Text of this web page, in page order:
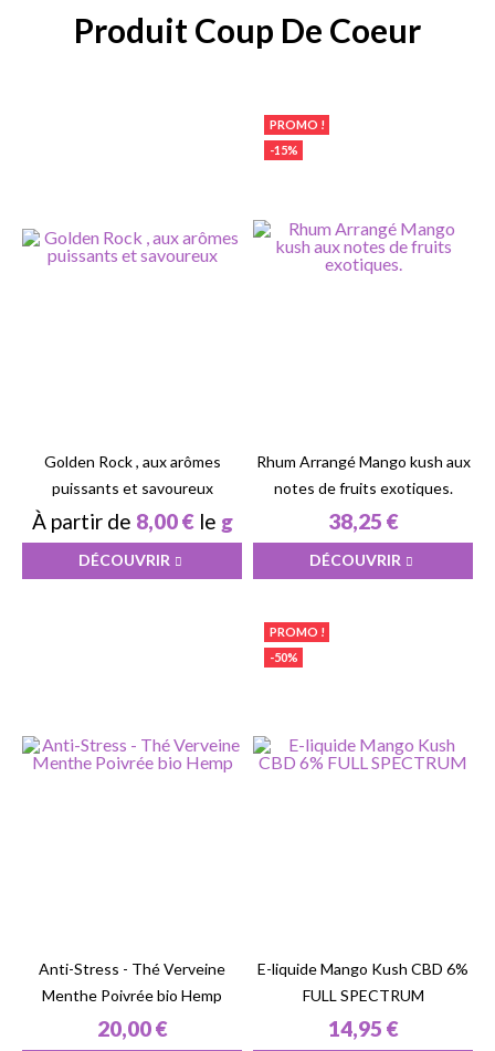
Produit Coup De Coeur
Golden Rock , aux arômes
puissants et savoureux
À partir de 8,00 €le g
DÉCOUVRIR
Rhum Arrangé Mango kush aux
notes de fruits exotiques.
38,25 €
DÉCOUVRIR
PROMO !
-15%
Anti-Stress - Thé Verveine
Menthe Poivrée bio Hemp
20,00 €
E-liquide Mango Kush CBD 6%
FULL SPECTRUM
14,95 €
PROMO !
-50%